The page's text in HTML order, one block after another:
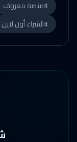
#منصة معروف
#الشراء أون لاين